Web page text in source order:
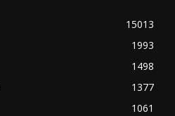
15013
1993
1498
1377
1061